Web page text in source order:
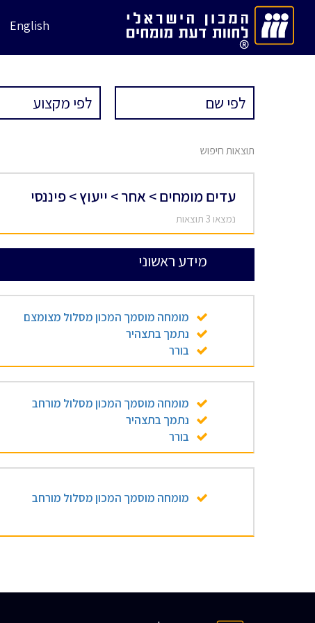
English
תוצאות חיפוש
עדים מומחים > אחר > ייעוץ > פיננסי
נמצאו 3 תוצאות
מידע ראשוני
מומחה מוסמך המכון מסלול מצומצם
נתמך בתצהיר
בורר
מומחה מוסמך המכון מסלול מורחב
נתמך בתצהיר
בורר
מומחה מוסמך המכון מסלול מורחב